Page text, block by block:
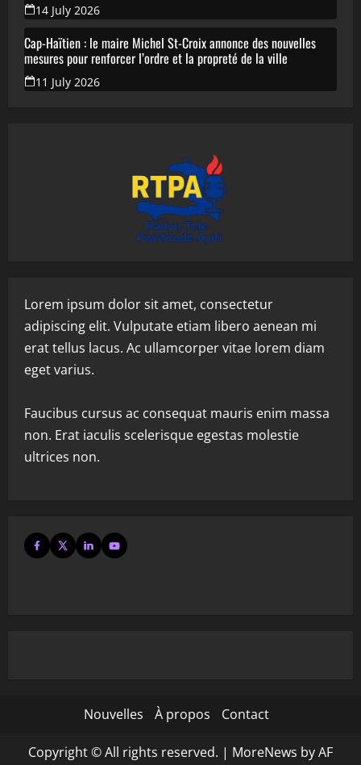
14 July 2026
Cap-Haïtien : le maire Michel St-Croix annonce des nouvelles
mesures pour renforcer l’ordre et la propreté de la ville
11 July 2026
Lorem ipsum dolor sit amet, consectetur
adipiscing elit. Vulputate etiam libero aenean mi
erat tellus lacus. Ac ullamcorper vitae lorem diam
eget varius.
Faucibus cursus ac consequat mauris enim massa
non. Erat iaculis scelerisque egestas molestie
ultrices non.
Nouvelles À propos Contact
Copyright © All rights reserved. | MoreNews by AF